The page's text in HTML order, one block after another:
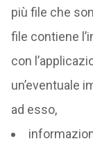
più file che
file contiene
con
un’eventuale
ad esso,